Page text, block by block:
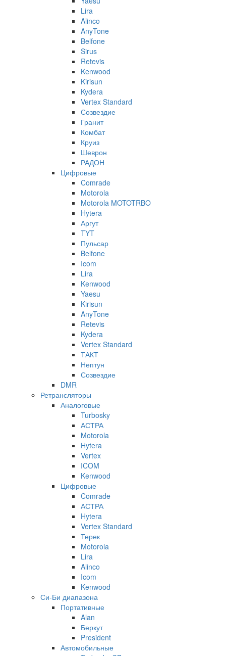
Lira
Alinco
AnyTone
Belfone
Sirus
Retevis
Kenwood
Kirisun
Kydera
Vertex Standard
Созвездие
Гранит
Комбат
Круиз
Шеврон
РАДОН
Цифровые
Comrade
Motorola
Motorola MOTOTRBO
Hytera
Аргут
TYT
Пульсар
Belfone
Icom
Lira
Kenwood
Yaesu
Kirisun
AnyTone
Retevis
Kydera
Vertex Standard
ТАКТ
Нептун
Созвездие
DMR
Ретрансляторы
Аналоговые
Turbosky
АСТРА
Motorola
Hytera
Vertex
ICOM
Kenwood
Цифровые
Comrade
АСТРА
Hytera
Vertex Standard
Терек
Motorola
Lira
Alinco
Icom
Kenwood
Си-Би диапазона
Портативные
Alan
Беркут
President
Автомобильные